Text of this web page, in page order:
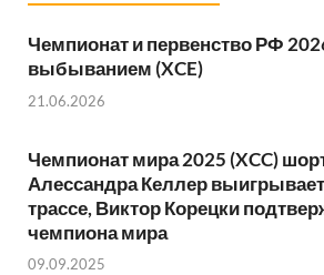
Чемпионат и первенство РФ
выбыванием (XCE)
21.06.2026
Чемпионат мира 2025 (XCC)
Алессандра Келлер
трассе, Виктор Корецки
чемпиона мира
09.09.2025